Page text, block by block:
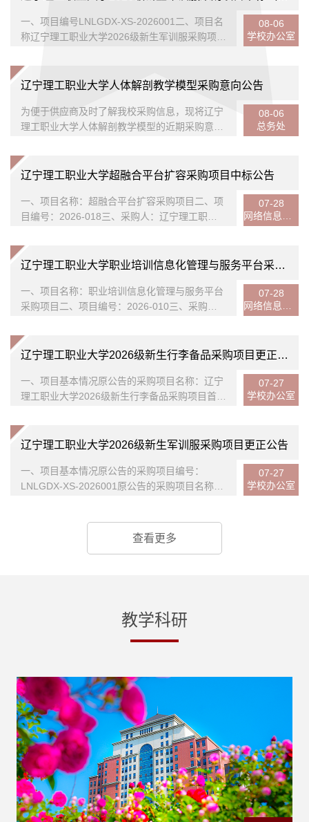
额：蓝格：470.00元/套粉色：545.00元/套四、
主要标的信息名称：辽宁理工职业大学2026级新
量、规格等技术参数：见附...
一、项目编号LNLGDX-XS-2026001二、项目名
称辽宁理工职业大学2026级新生军训服采购项目
2026级新生军训服采购项目供应商名称：太和区
北阳服装销售中心供应商地址：辽宁省锦州市太
四、主要标的信息名称：2026级新生军训服（上
衣，裤子，帽子，体能衫）数量：以新生实际发
孟贵六、代理服务收费标...
08-06
学校办公室
辽宁理工职业大学人体解剖教学模型采购意向公告
为便于供应商及时了解我校采购信息，现将辽宁
理工职业大学人体解剖教学模型的近期采购意向
求1骨学模型6套1.包含：（1）高仿真散骨模型
（2）彩色颅骨模型（3）婴幼儿颅骨模型（4）
性骨盆模型（7）女性骨盆模型2.材质：环保
PVC2骨连接模型6套1.包含：（1）上肢骨及上
的构造放大模型（4）肩关节模...
08-06
总务处
辽宁理工职业大学超融合平台扩容采购项目中标公告
一、项目名称：超融合平台扩容采购项目二、项
目编号：2026-018三、采购人：辽宁理工职业
超融合平台扩容六、开标日期：2026年7月24日
七、中标单位：天津市教诚科技有限公
07-28
辽宁理工职业大学职业培训信息化管理与服务平台采购项目中标公告
一、项目名称：职业培训信息化管理与服务平台
采购项目二、项目编号：2026-010三、采购
标五、采购内容：职业培训信息化管理与服务平
台六、开标日期：2026年7月24日七、中标单
07-28
辽宁理工职业大学2026级新生行李备品采购项目更正公告
一、项目基本情况原公告的采购项目名称：辽宁
理工职业大学2026级新生行李备品采购项目首次
交及开启时间：2026年7月29日10点30分（北京
时间）更改为2026年8月6日10点30分（北京时
事宜无四、凡对本次公告内容提出询问，请按以
下方式联系采购人信息名 称：辽宁理工职业大学
07-27
学校办公室
辽宁理工职业大学2026级新生军训服采购项目更正公告
一、项目基本情况原公告的采购项目编号：
LNLGDX-XS-2026001原公告的采购项目名称：
提交及开启时间：2026年7月29日9点00分（北
京时间）更改为2026年8月6日9点00分（北京时
07-27
学校办公室
查看更多
教学科研